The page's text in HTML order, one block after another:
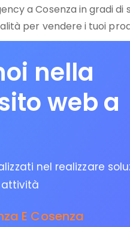
a Cosenza in gradi
per vendere i tuoi
nella
web a
nel realizzare
E Cosenza